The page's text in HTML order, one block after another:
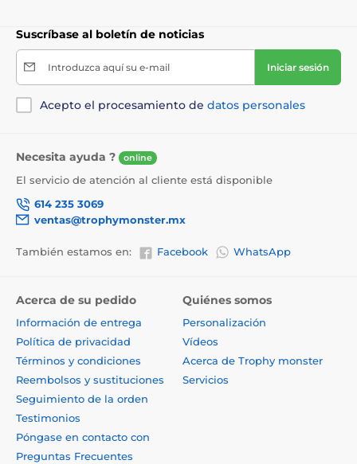
Suscríbase al boletín de noticias
Introduzca aquí su e-mail Iniciar sesión
Acepto el procesamiento de datos personales
Necesita ayuda ? online
El servicio de atención al cliente está disponible
614 235 3069
ventas@trophymonster.mx
También estamos en: Facebook WhatsApp
Acerca de su pedido
Información de entrega
Política de privacidad
Términos y condiciones
Reembolsos y sustituciones
Seguimiento de la orden
Testimonios
Póngase en contacto con
Preguntas Frecuentes
Quiénes somos
Personalización
Vídeos
Acerca de Trophy monster
Servicios